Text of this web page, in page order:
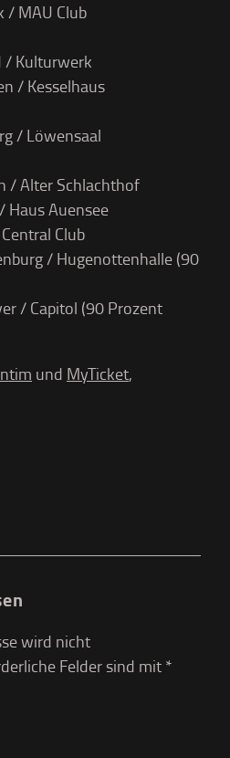
/ MAU Club
/ Kulturwerk
/ Kesselhaus
/ Löwensaal
/ Alter Schlachthof
Haus Auensee
Club
/ Hugenottenhalle (90
/ Capitol (90 Prozent
und MyTicket,
wird nicht
Felder sind mit *